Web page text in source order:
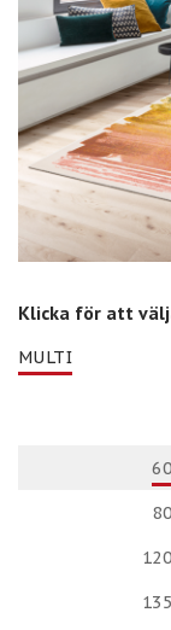
Klicka för att
MULTI